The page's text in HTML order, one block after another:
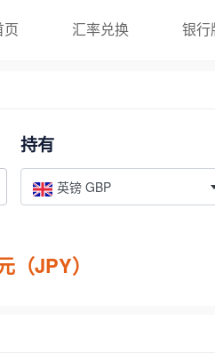
页 汇率兑换 银行
持有
英镑 GBP
（JPY）